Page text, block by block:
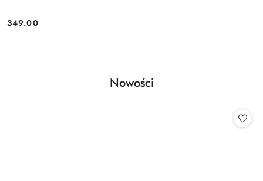
Cena:
349.00
Pomiń karuzelę produktów
Produkty
Nowości